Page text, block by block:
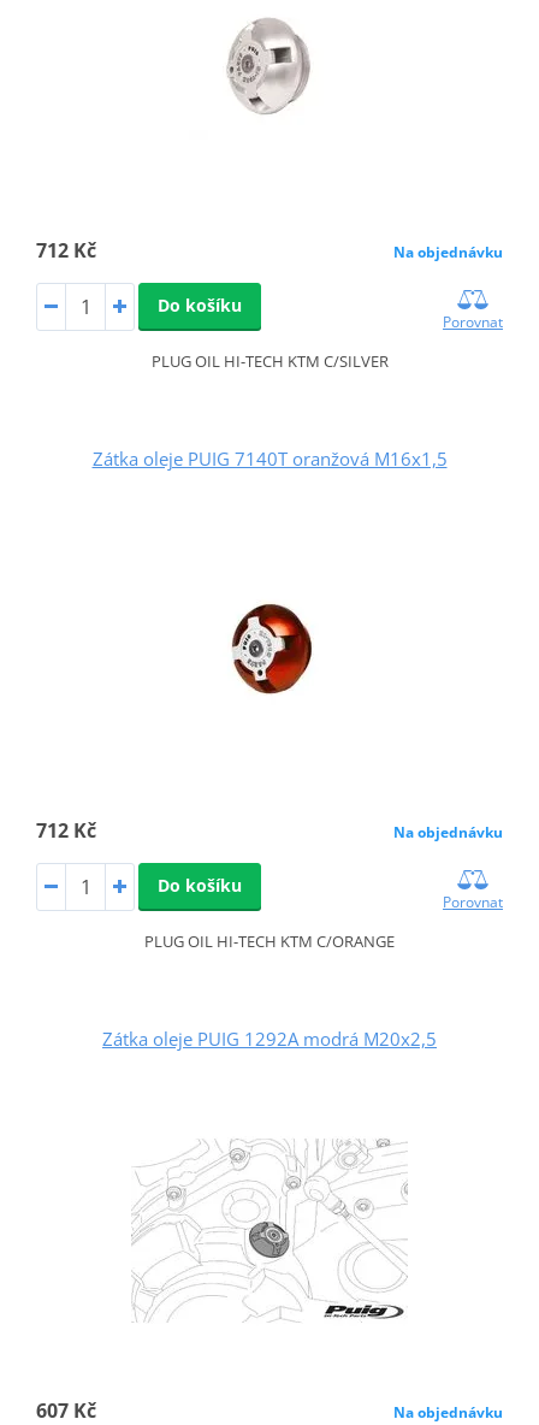
712 Kč Na objednávku
Do košíku
Porovnat
PLUG OIL HI-TECH KTM C/SILVER
Zátka oleje PUIG 7140T oranžová M16x1,5
712 Kč Na objednávku
Do košíku
Porovnat
PLUG OIL HI-TECH KTM C/ORANGE
Zátka oleje PUIG 1292A modrá M20x2,5
607 Kč Na objednávku